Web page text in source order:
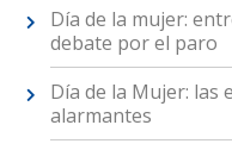
Día de la mujer:
debate por el paro
Día de la Mujer: las
alarmantes